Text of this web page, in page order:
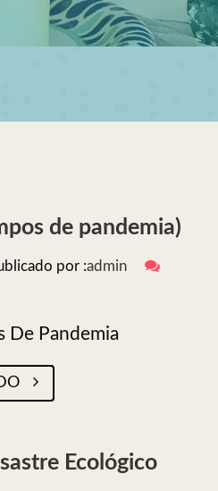
de pandemia)
por :admin
De Pandemia
Ecológico